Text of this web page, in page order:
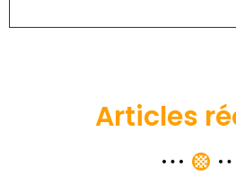
Articles